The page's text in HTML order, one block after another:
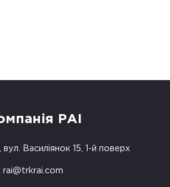
РАІ
вул. Василіянок 15, 1-й поверх
rai@trkrai.com